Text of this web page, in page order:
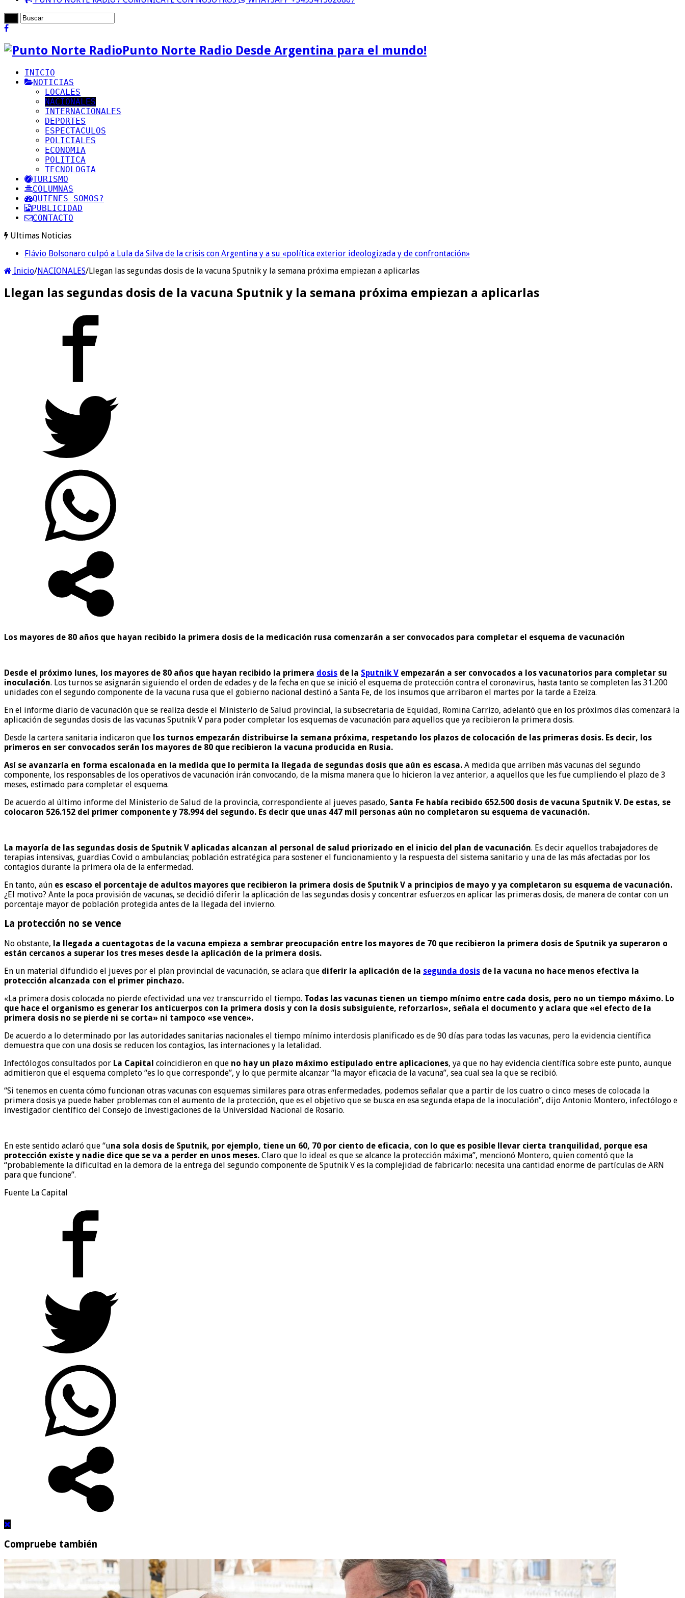
Punto Norte Radio Desde Argentina para el mundo!
INICIO
NOTICIAS
LOCALES
NACIONALES
INTERNACIONALES
DEPORTES
ESPECTACULOS
POLICIALES
ECONOMIA
POLITICA
TECNOLOGIA
TURISMO
COLUMNAS
QUIENES SOMOS?
PUBLICIDAD
CONTACTO
Ultimas Noticias
Flávio Bolsonaro culpó a Lula da Silva de la crisis con Argentina y a su «política exterior ideologizada y de confrontación»
Camilota presentó a su nueva novia y contó su historia de amor: «Hoy, por fin, podemos dejar de escondernos»
Inicio/NACIONALES/Llegan las segundas dosis de la vacuna Sputnik y la semana próxima empiezan a aplicarlas
Llegan las segundas dosis de la vacuna Sputnik y la semana próxima empiezan a aplicarlas
Los mayores de 80 años que hayan recibido la primera dosis de la medicación rusa comenzarán a ser convocados para completar el esquema de vacunación
Desde el próximo lunes, los mayores de 80 años que hayan recibido la primera dosis de la Sputnik V empezarán a ser convocados a los vacunatorios para completar su
inoculación. Los turnos se asignarán siguiendo el orden de edades y de la fecha en que se inició el esquema de protección contra el coronavirus, hasta tanto se completen las 31.200
unidades con el segundo componente de la vacuna rusa que el gobierno nacional destinó a Santa Fe, de los insumos que arribaron el martes por la tarde a Ezeiza.
En el informe diario de vacunación que se realiza desde el Ministerio de Salud provincial, la subsecretaria de Equidad, Romina Carrizo, adelantó que en los próximos días comenzará la
aplicación de segundas dosis de las vacunas Sputnik V para poder completar los esquemas de vacunación para aquellos que ya recibieron la primera dosis.
Desde la cartera sanitaria indicaron que los turnos empezarán distribuirse la semana próxima, respetando los plazos de colocación de las primeras dosis. Es decir, los
primeros en ser convocados serán los mayores de 80 que recibieron la vacuna producida en Rusia.
Así se avanzaría en forma escalonada en la medida que lo permita la llegada de segundas dosis que aún es escasa. A medida que arriben más vacunas del segundo
componente, los responsables de los operativos de vacunación irán convocando, de la misma manera que lo hicieron la vez anterior, a aquellos que les fue cumpliendo el plazo de 3
meses, estimado para completar el esquema.
De acuerdo al último informe del Ministerio de Salud de la provincia, correspondiente al jueves pasado, Santa Fe había recibido 652.500 dosis de vacuna Sputnik V. De estas, se
colocaron 526.152 del primer componente y 78.994 del segundo. Es decir que unas 447 mil personas aún no completaron su esquema de vacunación.
La mayoría de las segundas dosis de Sputnik V aplicadas alcanzan al personal de salud priorizado en el inicio del plan de vacunación. Es decir aquellos trabajadores de
terapias intensivas, guardias Covid o ambulancias; población estratégica para sostener el funcionamiento y la respuesta del sistema sanitario y una de las más afectadas por los
contagios durante la primera ola de la enfermedad.
En tanto, aún es escaso el porcentaje de adultos mayores que recibieron la primera dosis de Sputnik V a principios de mayo y ya completaron su esquema de vacunación.
¿El motivo? Ante la poca provisión de vacunas, se decidió diferir la aplicación de las segundas dosis y concentrar esfuerzos en aplicar las primeras dosis, de manera de contar con un
porcentaje mayor de población protegida antes de la llegada del invierno.
La protección no se vence
No obstante, la llegada a cuentagotas de la vacuna empieza a sembrar preocupación entre los mayores de 70 que recibieron la primera dosis de Sputnik ya superaron o
están cercanos a superar los tres meses desde la aplicación de la primera dosis.
En un material difundido el jueves por el plan provincial de vacunación, se aclara que diferir la aplicación de la segunda dosis de la vacuna no hace menos efectiva la
protección alcanzada con el primer pinchazo.
«La primera dosis colocada no pierde efectividad una vez transcurrido el tiempo. Todas las vacunas tienen un tiempo mínimo entre cada dosis, pero no un tiempo máximo. Lo
que hace el organismo es generar los anticuerpos con la primera dosis y con la dosis subsiguiente, reforzarlos», señala el documento y aclara que «el efecto de la
primera dosis no se pierde ni se corta» ni tampoco «se vence».
De acuerdo a lo determinado por las autoridades sanitarias nacionales el tiempo mínimo interdosis planificado es de 90 días para todas las vacunas, pero la evidencia científica
demuestra que con una dosis se reducen los contagios, las internaciones y la letalidad.
Infectólogos consultados por La Capital coincidieron en que no hay un plazo máximo estipulado entre aplicaciones, ya que no hay evidencia científica sobre este punto, aunque
admitieron que el esquema completo “es lo que corresponde”, y lo que permite alcanzar “la mayor eficacia de la vacuna”, sea cual sea la que se recibió.
“Si tenemos en cuenta cómo funcionan otras vacunas con esquemas similares para otras enfermedades, podemos señalar que a partir de los cuatro o cinco meses de colocada la
primera dosis ya puede haber problemas con el aumento de la protección, que es el objetivo que se busca en esa segunda etapa de la inoculación”, dijo Antonio Montero, infectólogo e
investigador científico del Consejo de Investigaciones de la Universidad Nacional de Rosario.
En este sentido aclaró que “una sola dosis de Sputnik, por ejemplo, tiene un 60, 70 por ciento de eficacia, con lo que es posible llevar cierta tranquilidad, porque esa
protección existe y nadie dice que se va a perder en unos meses. Claro que lo ideal es que se alcance la protección máxima”, mencionó Montero, quien comentó que la
“probablemente la dificultad en la demora de la entrega del segundo componente de Sputnik V es la complejidad de fabricarlo: necesita una cantidad enorme de partículas de ARN
para que funcione”.
Fuente La Capital
Compruebe también